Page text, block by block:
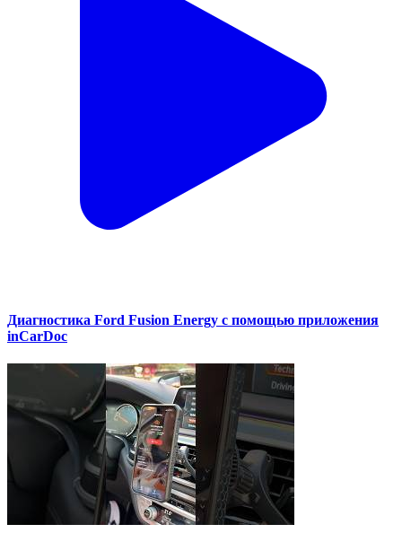
Диагностика Ford Fusion Energy с помощью приложения
inCarDoc